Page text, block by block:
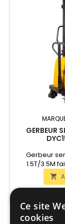
GERBEUR
Gerbeur
1.5T/3.5M
gerbeurs
levage
charges de 1
modèle
jusqu'à 1.5

Ce site
cookies